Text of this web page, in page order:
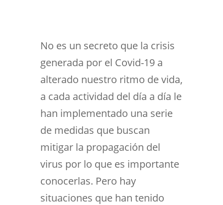
No es un secreto que la crisis
generada por el Covid-19 a
alterado nuestro ritmo de vida,
a cada actividad del día a día le
han implementado una serie
de medidas que buscan
mitigar la propagación del
virus por lo que es importante
conocerlas. Pero hay
situaciones que han tenido